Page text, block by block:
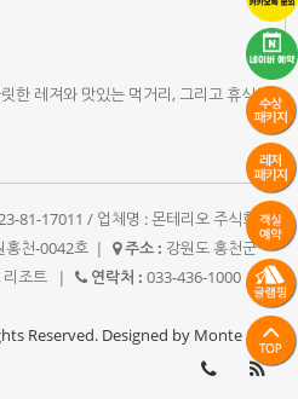
한 레져와 맛있는 먹거리, 그리고 휴식이
81-17011 / 업체명 : 몬테리오 주식회사
홍천-0042호 | 주소 : 강원도 홍천군
조트
| 연락처 : 033-436-1000
|
Reserved. Designed by Monte rio.